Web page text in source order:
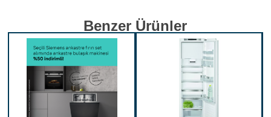
Benzer Ürünler